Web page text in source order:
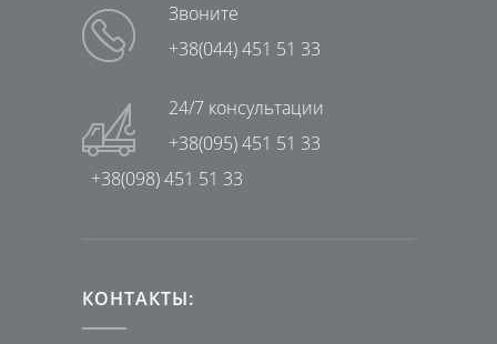
Звоните
+38(044) 451 51 33
24/7 консультации
+38(095) 451 51 33
+38(098) 451 51 33
КОНТАКТЫ: